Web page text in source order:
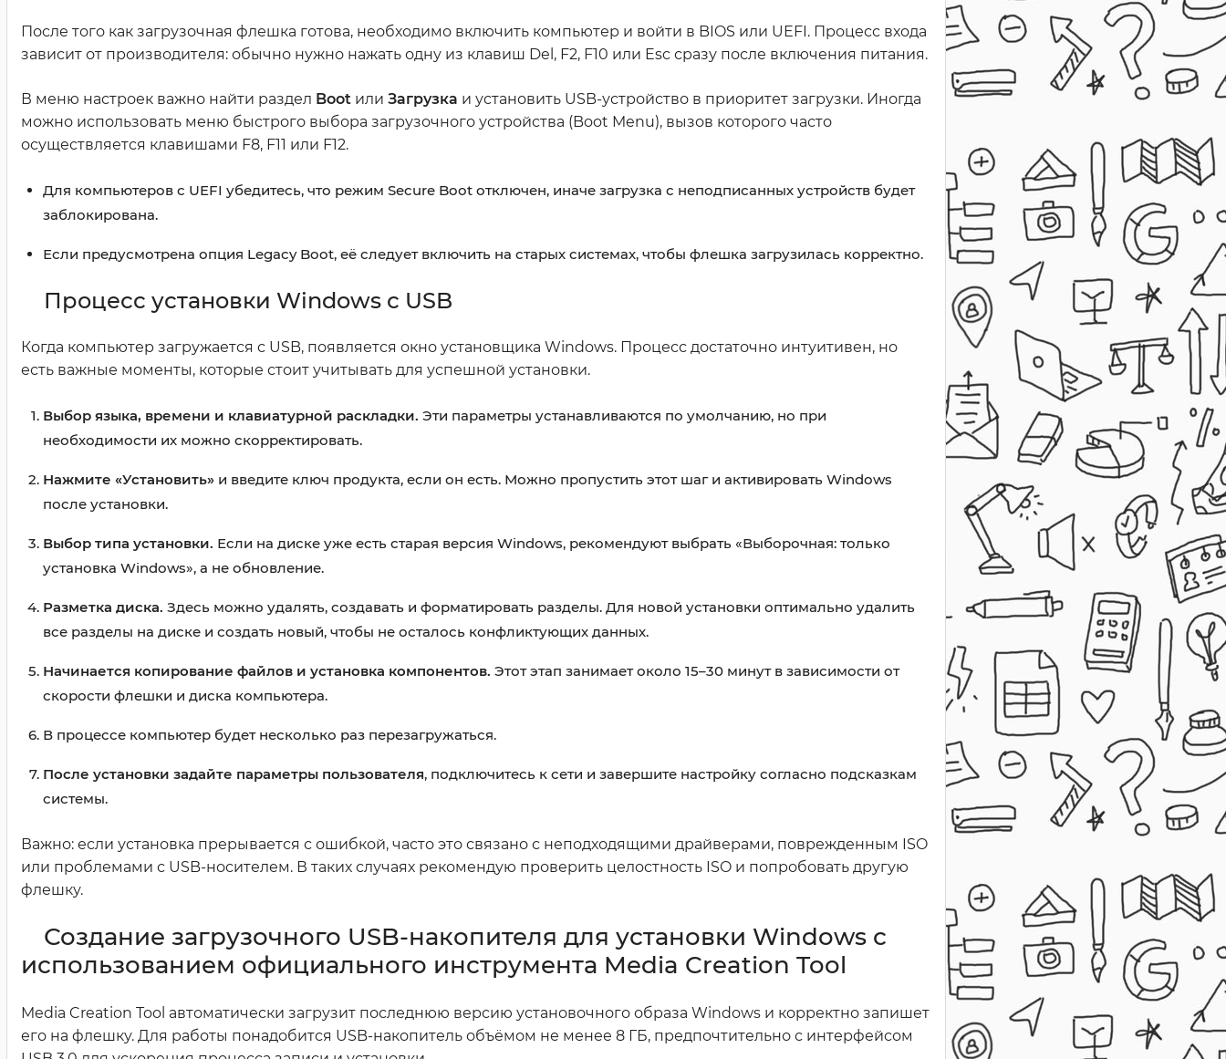
После того как загрузочная флешка готова, необходимо включить компьютер и войти в BIOS или UEFI. Процесс входа
зависит от производителя: обычно нужно нажать одну из клавиш Del, F2, F10 или Esc сразу после включения питания.
В меню настроек важно найти раздел Boot или Загрузка и установить USB-устройство в приоритет загрузки. Иногда
можно использовать меню быстрого выбора загрузочного устройства (Boot Menu), вызов которого часто
осуществляется клавишами F8, F11 или F12.
Для компьютеров с UEFI убедитесь, что режим Secure Boot отключен, иначе загрузка с неподписанных устройств будет
заблокирована.
Если предусмотрена опция Legacy Boot, её следует включить на старых системах, чтобы флешка загрузилась корректно.
Процесс установки Windows с USB
Когда компьютер загружается с USB, появляется окно установщика Windows. Процесс достаточно интуитивен, но
есть важные моменты, которые стоит учитывать для успешной установки.
Выбор языка, времени и клавиатурной раскладки. Эти параметры устанавливаются по умолчанию, но при
необходимости их можно скорректировать.
Нажмите «Установить» и введите ключ продукта, если он есть. Можно пропустить этот шаг и активировать Windows
после установки.
Выбор типа установки. Если на диске уже есть старая версия Windows, рекомендуют выбрать «Выборочная: только
установка Windows», а не обновление.
Разметка диска. Здесь можно удалять, создавать и форматировать разделы. Для новой установки оптимально удалить
все разделы на диске и создать новый, чтобы не осталось конфликтующих данных.
Начинается копирование файлов и установка компонентов. Этот этап занимает около 15–30 минут в зависимости от
скорости флешки и диска компьютера.
В процессе компьютер будет несколько раз перезагружаться.
После установки задайте параметры пользователя, подключитесь к сети и завершите настройку согласно подсказкам
системы.
Важно: если установка прерывается с ошибкой, часто это связано с неподходящими драйверами, поврежденным ISO
или проблемами с USB-носителем. В таких случаях рекомендую проверить целостность ISO и попробовать другую
флешку.
Создание загрузочного USB-накопителя для установки Windows с
использованием официального инструмента Media Creation Tool
Media Creation Tool автоматически загрузит последнюю версию установочного образа Windows и корректно запишет
его на флешку. Для работы понадобится USB-накопитель объёмом не менее 8 ГБ, предпочтительно с интерфейсом